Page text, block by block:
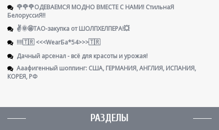
🌹🌹🌹ОДЕВАЕМСЯ МОДНО ВМЕСТЕ С НАМИ! СтильнаЯ
БелоруссиЯ‼
✌️🌞🤩ТАО-закупка от ШОЛПХЕЛПЕРА!💥
!!!!🇹🇷 <<<WearБа*54>>>🇹🇷
Дачный арсенал - всё для красоты и урожая!
Ааафигенный шоппинг: США, ГЕРМАНИЯ, АНГЛИЯ, ИСПАНИЯ,
КОРЕЯ, РФ
РАЗДЕЛЫ